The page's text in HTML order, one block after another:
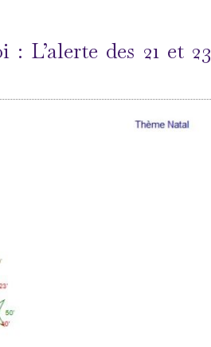
L’alerte des 21 et 23